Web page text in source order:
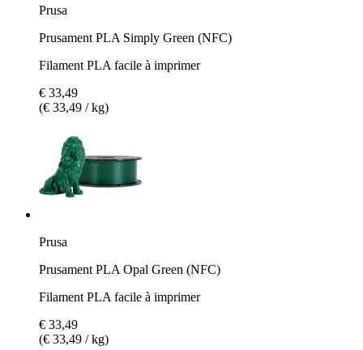
Prusa
Prusament PLA Simply Green (NFC)
Filament PLA facile à imprimer
€ 33,49
(€ 33,49 / kg)
Prusa
Prusament PLA Opal Green (NFC)
Filament PLA facile à imprimer
€ 33,49
(€ 33,49 / kg)